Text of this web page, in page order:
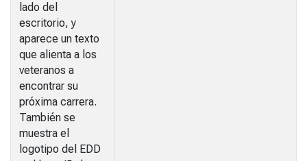
lado del
escritorio, y
aparece un texto
que alienta a los
veteranos a
encontrar su
próxima carrera.
También se
muestra el
logotipo del EDD